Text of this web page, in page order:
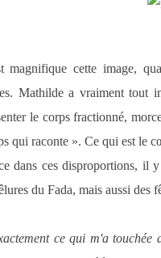
cette image,
Mathilde a vraiment tout
le corps fractionné,
qui raconte ». Ce qui est le
dans ces disproportions, il
du Fada, mais aussi des
ce qui m'a